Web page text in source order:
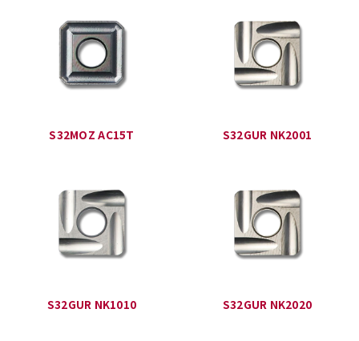
S32MOZ AC15T S32GUR NK2001
S32GUR NK1010 S32GUR NK2020